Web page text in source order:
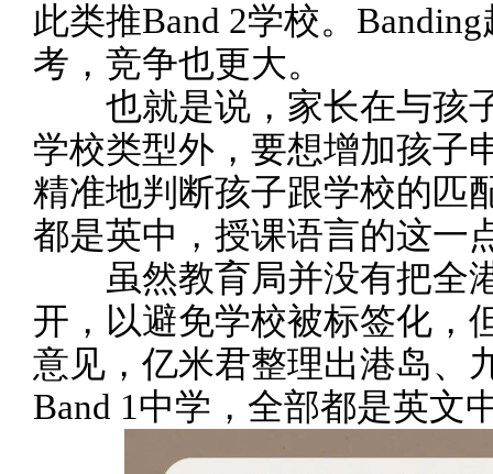
此类推Band 2学校。
考，竞争也更大。
也就是说，家长在与孩
学校类型外，要想增加孩子
精准地判断孩子跟学校的匹
都是英中，授课语言的这一
虽然教育局并没有把全港
开，以避免学校被标签化，
意见，亿米君整理出港岛、
Band 1中学，全部都是英文